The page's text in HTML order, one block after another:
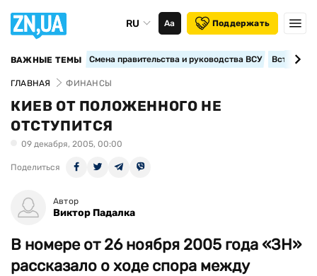
RU Аа Поддержать
ВАЖНЫЕ ТЕМЫ Смена правительства и руководства ВСУ
ГЛАВНАЯ ФИНАНСЫ
КИЕВ ОТ ПОЛОЖЕННОГО НЕ
ОТСТУПИТСЯ
09 декабря, 2005, 00:00
Поделиться
Автор
Виктор Падалка
В номере от 26 ноября 2005 года «ЗН»
рассказало о ходе спора между